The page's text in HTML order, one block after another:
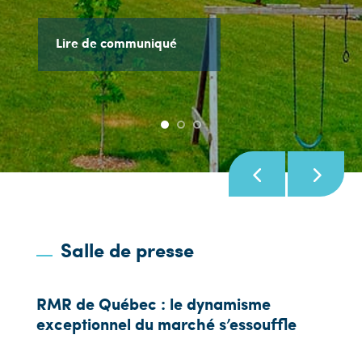
Lire de communiqué
Salle de presse
RMR de Québec : le dynamisme
exceptionnel du marché s’essouffle